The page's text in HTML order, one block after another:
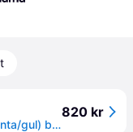
HP 924 BK/C/M/Y (svart/cyan/magenta/gul) blekkpatron 4-pakk 1 x 500 sider / 3 x 400 sider
820 kr